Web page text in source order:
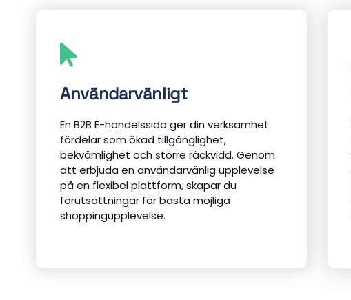
Användarvänligt
En B2B E-handelssida ger din verksamhet
fördelar som ökad tillgänglighet,
bekvämlighet och större räckvidd. Genom
att erbjuda en användarvänlig upplevelse
på en flexibel plattform, skapar du
förutsättningar för bästa möjliga
shoppingupplevelse.